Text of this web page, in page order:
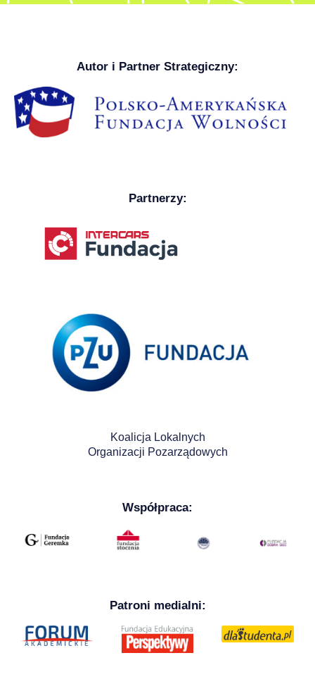
Autor i Partner Strategiczny:
Partnerzy:
Koalicja Lokalnych
Organizacji Pozarządowych
Współpraca:
Patroni medialni: